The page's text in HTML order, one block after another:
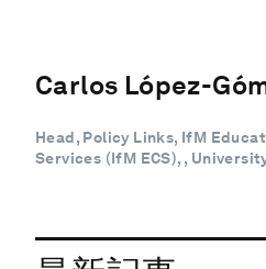
Carlos López-
Head, Policy Links, IfM
Services (IfM ECS), ,